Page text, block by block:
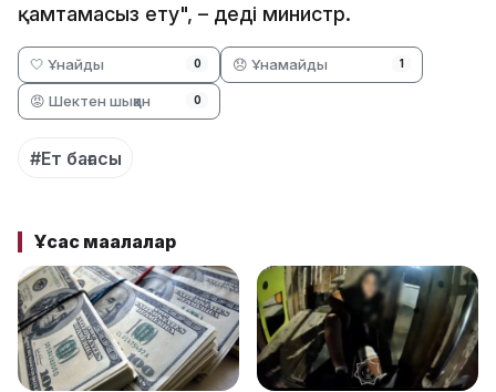
қамтамасыз ету", – деді министр.
🤍 Ұнайды 0 😞 Ұнамайды 1
😡 Шектен шыққан 0
#Ет бағасы
Ұқсас мақалалар